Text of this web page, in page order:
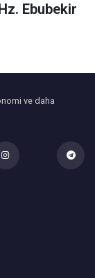
Ebubekir
ve daha